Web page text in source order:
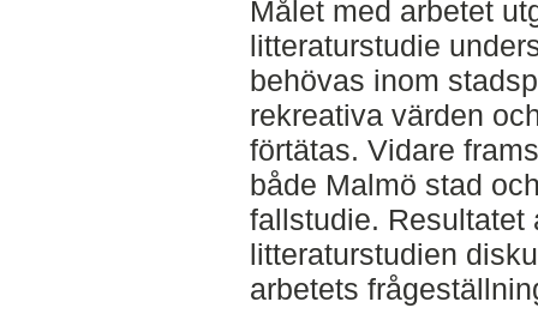
Målet med arbetet
litteraturstudie
behövas inom
rekreativa värden
förtätas. Vidare
både Malmö stad
fallstudie. Resultatet
litteraturstudien
arbetets